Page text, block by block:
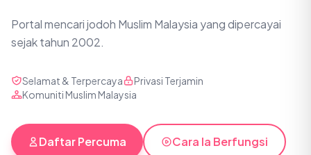
Portal mencari jodoh Muslim Malaysia yang dipercayai
sejak tahun 2002.
Selamat & Terpercaya
Privasi Terjamin
Komuniti Muslim Malaysia
Daftar Percuma Cara Ia Berfungsi